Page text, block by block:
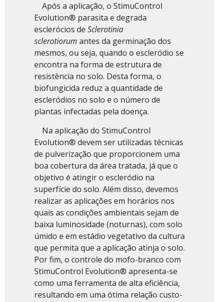
Após a aplicação, o StimuControl
Evolution® parasita e degrada
esclerócios de Sclerotinia
sclerotiorum antes da germinação dos
mesmos, ou seja, quando o escleródio se
encontra na forma de estrutura de
resistência no solo. Desta forma, o
biofungicida reduz a quantidade de
escleródios no solo e o número de
plantas infectadas pela doença.
Na aplicação do StimuControl
Evolution® devem ser utilizadas técnicas
de pulverização que proporcionem uma
boa cobertura da área tratada, já que o
objetivo é atingir o escleródio na
superfície do solo. Além disso, devemos
realizar as aplicações em horários nos
quais as condições ambientais sejam de
baixa luminosidade (noturnas), com solo
úmido e em estádio vegetativo da cultura
que permita que a aplicação atinja o solo.
Por fim, o controle do mofo-branco com
StimuControl Evolution® apresenta-se
como uma ferramenta de alta eficiência,
resultando em uma ótima relação custo-